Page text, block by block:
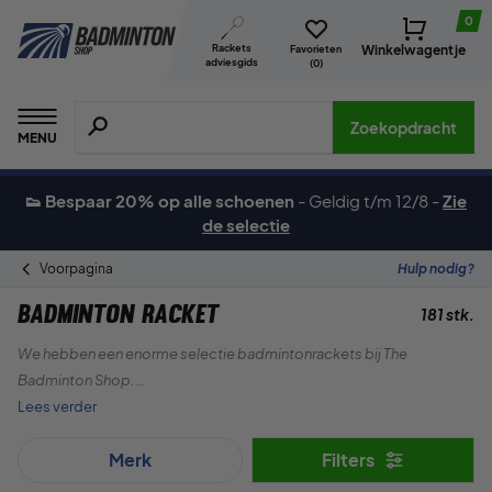
Rackets
adviesgids
Favorieten
(0)
0
Winkelwagentje
MENU
Zoeken naar producten, merken etc.
Zoekopdracht
👟 Bespaar 20% op alle schoenen - Geldig t/m 12/8 -Zie
de selectie
Voorpagina Hulp nodig?
Badminton racket 181 stk.
We hebben een enorme selectie badmintonrackets bij The
Badminton Shop.
ons eigen merk ZERV.
Lees verder
Merk Filters